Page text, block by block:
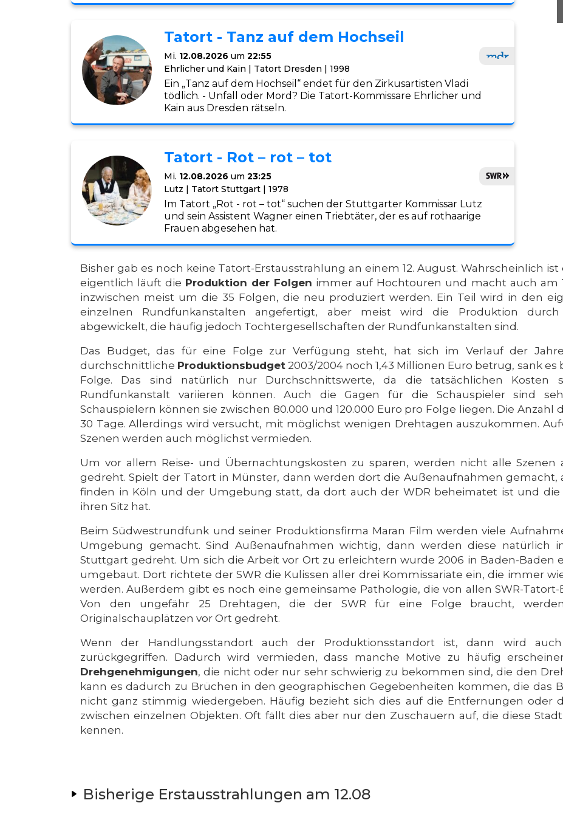
Tatort - Tanz auf dem Hochseil
Mi. 12.08.2026 um 22:55
Ehrlicher und Kain | Tatort Dresden | 1998
Ein „Tanz auf dem Hochseil“ endet für den Zirkusartisten Vladi
tödlich. - Unfall oder Mord? Die Tatort-Kommissare Ehrlicher und
Kain aus Dresden rätseln.
Tatort - Rot – rot – tot
Mi. 12.08.2026 um 23:25
Lutz | Tatort Stuttgart | 1978
Im Tatort „Rot - rot – tot“ suchen der Stuttgarter Kommissar Lutz
und sein Assistent Wagner einen Triebtäter, der es auf rothaarige
Frauen abgesehen hat.
Bisher gab es noch keine Tatort-Erstausstrahlung an einem 12. August. Wahrscheinlich
eigentlich läuft die Produktion der Folgen immer auf Hochtouren und macht auch am
inzwischen meist um die 35 Folgen, die neu produziert werden. Ein Teil wird in den
einzelnen Rundfunkanstalten angefertigt, aber meist wird die Produktion durch
abgewickelt, die häufig jedoch Tochtergesellschaften der Rundfunkanstalten sind.
Das Budget, das für eine Folge zur Verfügung steht, hat sich im Verlauf der
durchschnittliche Produktionsbudget 2003/2004 noch 1,43 Millionen Euro betrug, sank es
Folge. Das sind natürlich nur Durchschnittswerte, da die tatsächlichen Kosten
Rundfunkanstalt variieren können. Auch die Gagen für die Schauspieler sind
Schauspielern können sie zwischen 80.000 und 120.000 Euro pro Folge liegen. Die Anzahl
30 Tage. Allerdings wird versucht, mit möglichst wenigen Drehtagen auszukommen.
Szenen werden auch möglichst vermieden.
Um vor allem Reise- und Übernachtungskosten zu sparen, werden nicht alle Szenen
gedreht. Spielt der Tatort in Münster, dann werden dort die Außenaufnahmen gemacht,
finden in Köln und der Umgebung statt, da dort auch der WDR beheimatet ist und die
ihren Sitz hat.
Beim Südwestrundfunk und seiner Produktionsfirma Maran Film werden viele
Umgebung gemacht. Sind Außenaufnahmen wichtig, dann werden diese natürlich
Stuttgart gedreht. Um sich die Arbeit vor Ort zu erleichtern wurde 2006 in Baden-Baden
umgebaut. Dort richtete der SWR die Kulissen aller drei Kommissariate ein, die immer
werden. Außerdem gibt es noch eine gemeinsame Pathologie, die von allen SWR-
Von den ungefähr 25 Drehtagen, die der SWR für eine Folge braucht,
Originalschauplätzen vor Ort gedreht.
Wenn der Handlungsstandort auch der Produktionsstandort ist, dann wird
zurückgegriffen. Dadurch wird vermieden, dass manche Motive zu häufig
Drehgenehmigungen, die nicht oder nur sehr schwierig zu bekommen sind, die den
kann es dadurch zu Brüchen in den geographischen Gegebenheiten kommen, die das
nicht ganz stimmig wiedergeben. Häufig bezieht sich dies auf die Entfernungen oder
zwischen einzelnen Objekten. Oft fällt dies aber nur den Zuschauern auf, die diese
kennen.
Bisherige Erstausstrahlungen am 12.08